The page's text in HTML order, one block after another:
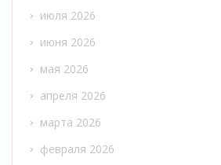
июля 2026
июня 2026
мая 2026
апреля 2026
марта 2026
февраля 2026